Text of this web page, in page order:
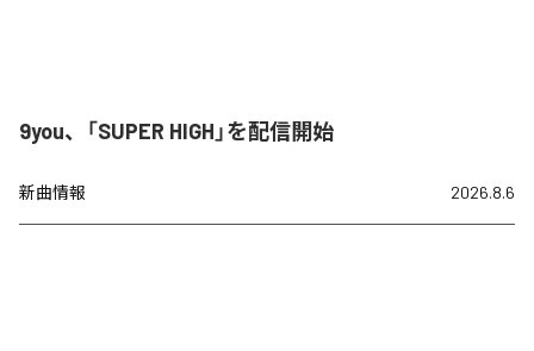
9you、「SUPER HIGH」を配信開始
新曲情報 2026.8.6